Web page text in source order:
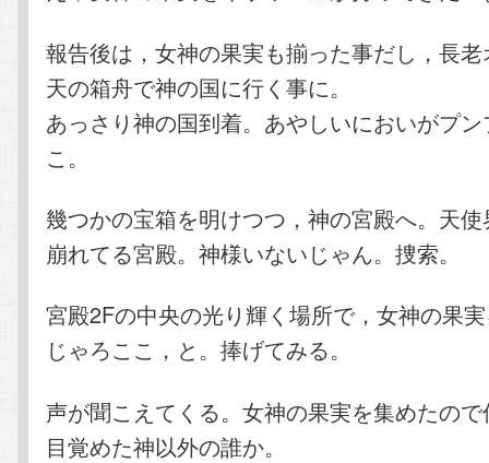
報告後は，女神の果実も揃った事だし，長
天の箱舟で神の国に行く事に。
あっさり神の国到着。あやしいにおいがプ
こ。
幾つかの宝箱を明けつつ，神の宮殿へ。天
崩れてる宮殿。神様いないじゃん。捜索。
宮殿2Fの中央の光り輝く場所で，女神の果
じゃろここ，と。捧げてみる。
声が聞こえてくる。女神の果実を集めたの
目覚めた神以外の誰か。